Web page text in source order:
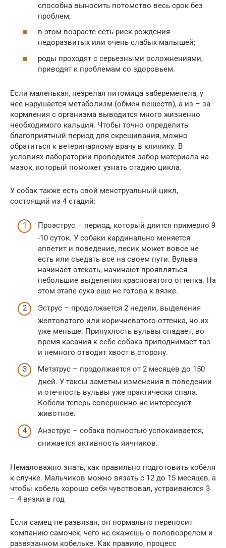
способна выносить потомство весь срок без
проблем;
в этом возрасте есть риск рождения
недоразвитых или очень слабых малышей;
роды проходят с серьезными осложнениями,
приводят к проблемам со здоровьем.
Если маленькая, незрелая питомица забеременела, у
нее нарушается метаболизм (обмен веществ), а из – за
кормления с организма выводится много жизненно
необходимого кальция. Чтобы точно определить
благоприятный период для скрещивания, можно
обратиться к ветеринарному врачу в клинику. В
условиях лаборатории проводится забор материала на
мазок, который поможет узнать стадию цикла.
У собак также есть свой менструальный цикл,
состоящий из 4 стадий:
Проэструс – период, который длится примерно 9
-10 суток. У собаки кардинально меняется
аппетит и поведение, песик может вовсе не
есть или съедать все на своем пути. Вульва
начинает отекать, начинают проявляться
небольшие выделения красноватого оттенка. На
этом этапе сука еще не готова к вязке.
Эструс – продолжается 2 недели, выделения
желтоватого или коричневатого оттенка, но их
уже меньше. Припухлость вульвы спадает, во
время касания к себе собака приподнимает таз
и немного отводит хвост в сторону.
Метэтрус – продолжается от 2 месяцев до 150
дней. У таксы заметны изменения в поведении
и отечность вульвы уже практически спала.
Кобели теперь совершенно не интересуют
животное.
Анэструс – собака полностью успокаивается,
снижается активность яичников.
Немаловажно знать, как правильно подготовить кобеля
к случке. Мальчиков можно вязать с 12 до 15 месяцев, а
чтобы кобель хорошо себя чувствовал, устраиваются 3
– 4 вязки в год
Если самец не развязан, он нормально переносит
компанию самочек, чего не скажешь о половозрелом и
развязанном кобельке. Как правило, процесс